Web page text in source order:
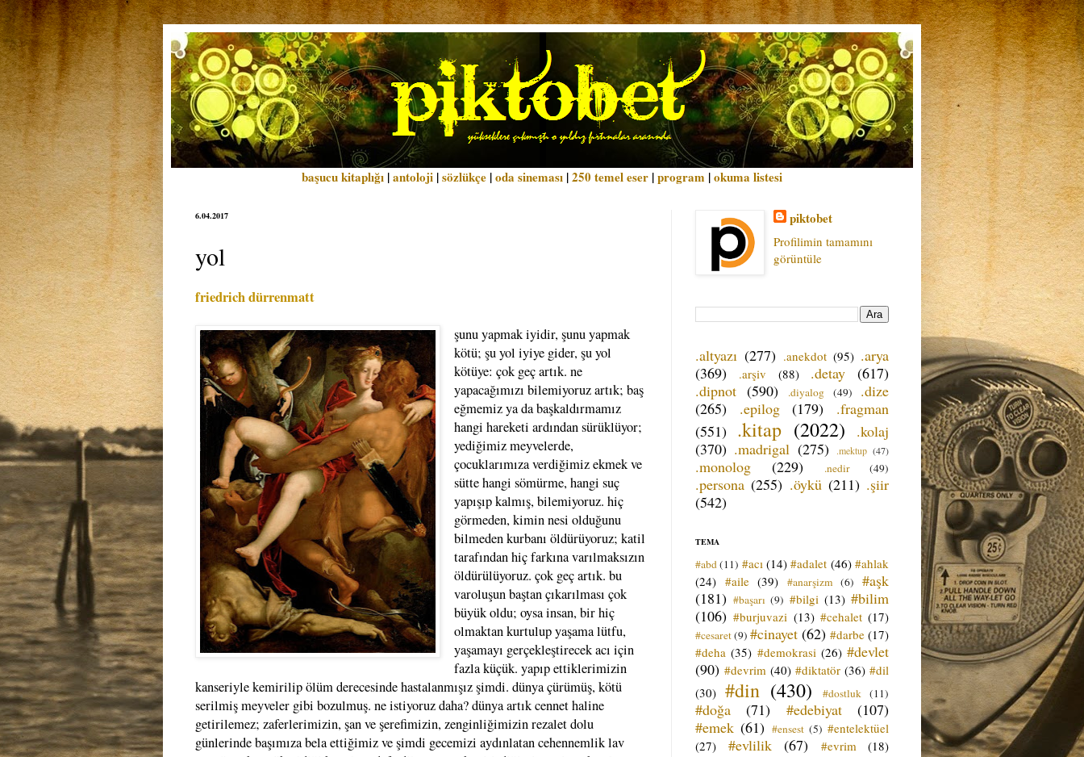
başucu kitaplığı |antoloji |sözlükçe |oda sineması |250 temel eser |program |okuma listesi
6.04.2017
yol
friedrich dürrenmatt
şunu yapmak iyidir, şunu yapmak
kötü; şu yol iyiye gider, şu yol
kötüye: çok geç artık. ne
yapacağımızı bilemiyoruz artık; baş
eğmemiz ya da başkaldırmamız
hangi hareketi ardından sürüklüyor;
yediğimiz meyvelerde,
çocuklarımıza verdiğimiz ekmek ve
sütte hangi sömürme, hangi suç
yapışıp kalmış, bilemiyoruz. hiç
görmeden, kimin nesi olduğunu
bilmeden kurbanı öldürüyoruz; katil
tarafından hiç farkına varılmaksızın
öldürülüyoruz. çok geç artık. bu
varoluşun baştan çıkarılması çok
büyük oldu; oysa insan, bir hiç
olmaktan kurtulup yaşama lütfu,
yaşamayı gerçekleştirecek acı için
fazla küçük. yapıp ettiklerimizin
kanseriyle kemirilip ölüm derecesinde hastalanmışız şimdi. dünya çürümüş, kötü
serilmiş meyveler gibi bozulmuş. ne istiyoruz daha? dünya artık cennet haline
getirilemez; zaferlerimizin, şan ve şerefimizin, zenginliğimizin rezalet dolu
günlerinde başımıza bela ettiğimiz ve şimdi gecemizi aydınlatan cehennemlik lav
piktobet
Profilimin tamamını
görüntüle
.altyazı (277) .anekdot (95) .arya
(369)
.arşiv (88) .detay
(617)
.dipnot (590) .diyalog (49)
.dize
(265)
.epilog (179)
.fragman
(551) .kitap (2022)
.kolaj
(370) .madrigal (275) .mektup (47)
.monolog (229) .nedir (49)
.persona (255) .öykü (211) .şiir
(542)
TEMA
#abd (11) #acı (14) #adalet (46) #ahlak
(24) #aile (39) #anarşizm (6)
#aşk
(181) #başarı (9) #bilgi (13) #bilim
(106) #burjuvazi (13) #cehalet (17)
#cesaret(9) #cinayet (62) #darbe (17)
#deha (35) #demokrasi (26) #devlet
(90) #devrim (40) #diktatör (36) #dil
(30) #din (430) #dostluk (11)
#doğa (71) #edebiyat
(107)
#emek (61) #ensest (5) #entelektüel
(27)
#evlilik (67) #evrim (18)